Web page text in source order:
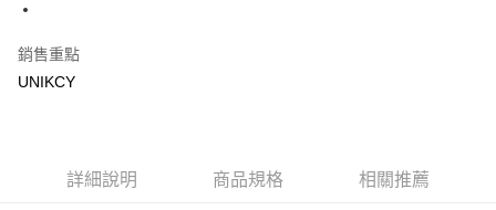
運送方式
7-11取貨付款［需3-5個工作天不含預購商品］
每筆NT$70，滿NT$499(含以上)免運費
銷售重點
UNIKCY
詳細說明 商品規格 相關推薦